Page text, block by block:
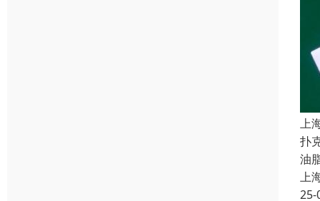
上
扑
油
上
25-